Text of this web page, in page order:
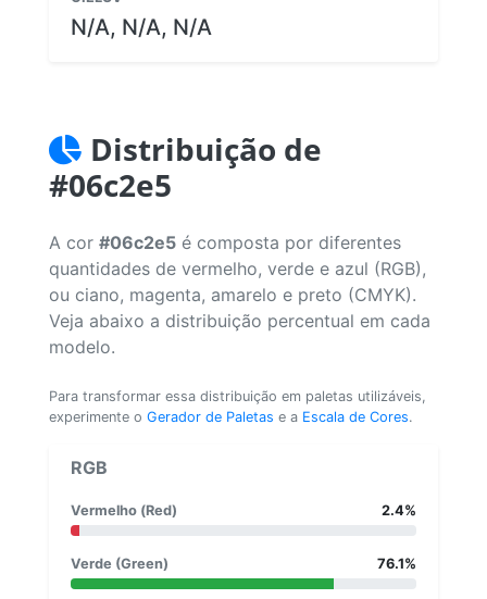
N/A, N/A, N/A
Distribuição de
#06c2e5
A cor #06c2e5 é composta por diferentes
quantidades de vermelho, verde e azul (RGB),
ou ciano, magenta, amarelo e preto (CMYK).
Veja abaixo a distribuição percentual em cada
modelo.
Para transformar essa distribuição em paletas utilizáveis,
experimente o Gerador de Paletas e a Escala de Cores.
RGB
Vermelho (Red) 2.4%
Verde (Green) 76.1%